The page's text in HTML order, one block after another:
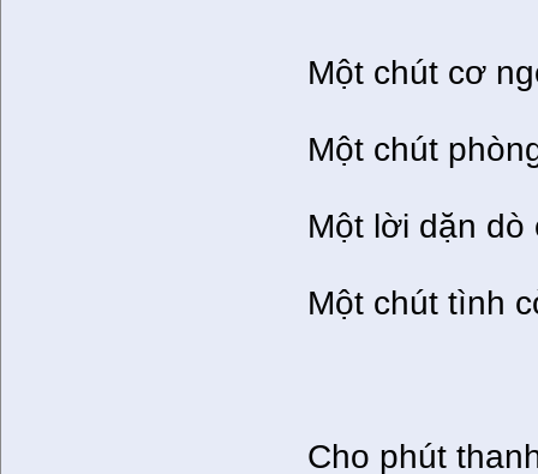
Một chút cơ
Một chút
Một lời dặn
Một chút tình
Cho phút